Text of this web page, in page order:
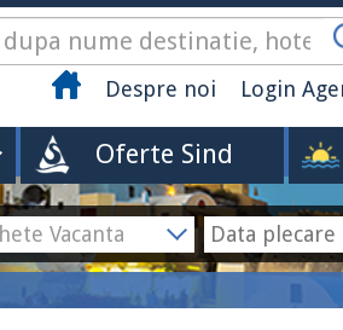
Despre noi Login
Oferte Sind